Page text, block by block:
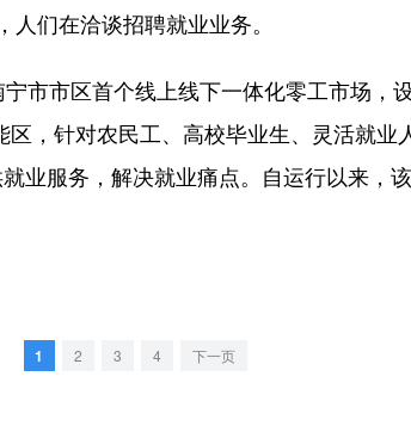
们在洽谈招聘就业业务。
市区首个线上线下一体化零工市场，
，针对农民工、高校毕业生、灵活就业
业服务，解决就业痛点。自运行以来，
1 2 3 4 下一页